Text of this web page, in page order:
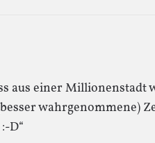
aus einer Millionenstadt
wahrgenommene)
D“